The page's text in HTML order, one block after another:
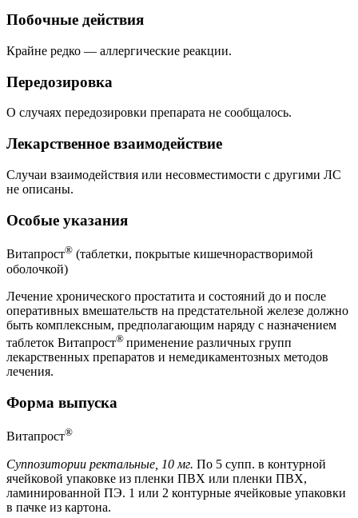
Побочные действия
Крайне редко — аллергические реакции.
Передозировка
О случаях передозировки препарата не сообщалось.
Лекарственное взаимодействие
Случаи взаимодействия или несовместимости с другими ЛС
не описаны.
Особые указания
Витапрост® (таблетки, покрытые кишечнорастворимой
оболочкой)
Лечение хронического простатита и состояний до и после
оперативных вмешательств на предстательной железе должно
быть комплексным, предполагающим наряду с назначением
таблеток Витапрост® применение различных групп
лекарственных препаратов и немедикаментозных методов
лечения.
Форма выпуска
Витапрост®
Суппозитории ректальные, 10 мг. По 5 супп. в контурной
ячейковой упаковке из пленки ПВХ или пленки ПВХ,
ламинированной ПЭ. 1 или 2 контурные ячейковые упаковки
в пачке из картона.